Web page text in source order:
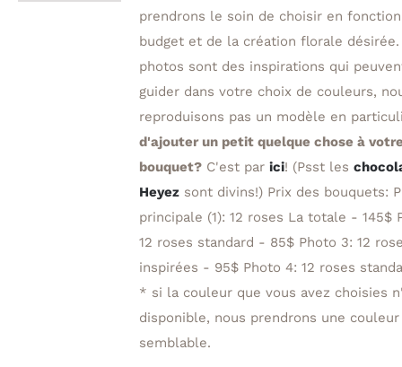
prendrons le soin de choisir en
budget et de la création florale désirée.
photos sont des inspirations qui
guider dans votre choix de couleurs,
reproduisons pas un modèle en
d'ajouter un petit quelque chose à
bouquet? C'est par ici! (Psst les
Heyez sont divins!) Prix des bouquets:
principale (1): 12 roses La totale - 145$
12 roses standard - 85$ Photo 3: 12
inspirées - 95$ Photo 4: 12 roses
* si la couleur que vous avez choisies
disponible, nous prendrons une couleur
semblable.